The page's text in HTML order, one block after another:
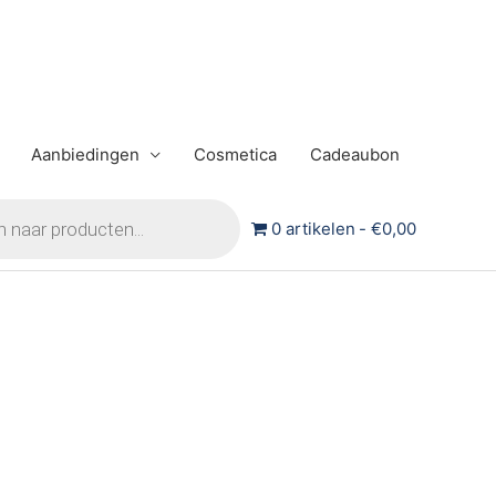
Aanbiedingen Cosmetica Cadeaubon
0 artikelen €0,00